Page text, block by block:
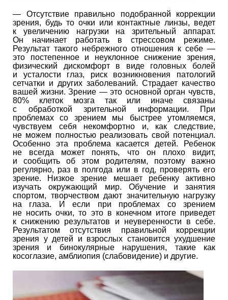
— Отсутствие правильно подобранной коррекции
зрения, будь то очки или контактные линзы, ведет
к увеличению нагрузки на зрительный аппарат.
Он начинает работать в стрессовом режиме.
Результат такого небрежного отношения к себе —
это постепенное и неуклонное снижение зрения,
физический дискомфорт в виде головных болей
и усталости глаз, риск возникновения патологий
сетчатки и других заболеваний. Страдает качество
вашей жизни. Зрение — это основной орган чувств,
80% клеток мозга так или иначе связаны
с обработкой зрительной информации. При
проблемах со зрением мы быстрее утомляемся,
чувствуем себя некомфортно и, как следствие,
не можем полностью реализовать свой потенциал.
Особенно эта проблема касается детей. Ребенок
не всегда может понять, что он плохо видит,
и сообщить об этом родителям, поэтому важно
регулярно, раз в полгода или в год, проверять его
зрение. Низкое зрение мешает ребенку активно
изучать окружающий мир. Обучение и занятия
спортом, творчеством дают значительную нагрузку
на глаза. И если при проблемах со зрением
не носить очки, то это в конечном итоге приведет
к снижению результатов и неуверенности в себе.
Результатом отсутствия правильной коррекции
зрения у детей и взрослых становится ухудшение
зрения и бинокулярные нарушения, такие как
косоглазие, амблиопия (слабовидение) и другие.